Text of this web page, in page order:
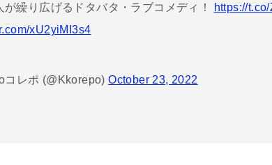
が繰り広げるドタバタ・ラブコメディ！
https://
xU2yiMI3s4
レポ (@Kkorepo)October 23, 2022